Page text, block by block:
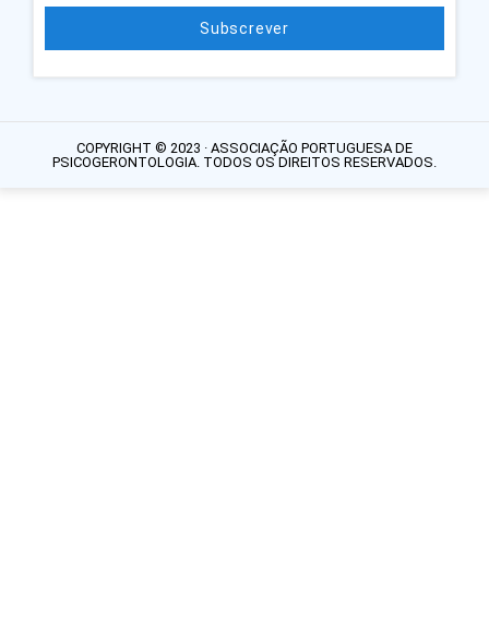
Subscrever
COPYRIGHT © 2023 · ASSOCIAÇÃO PORTUGUESA DE
PSICOGERONTOLOGIA. TODOS OS DIREITOS RESERVADOS.